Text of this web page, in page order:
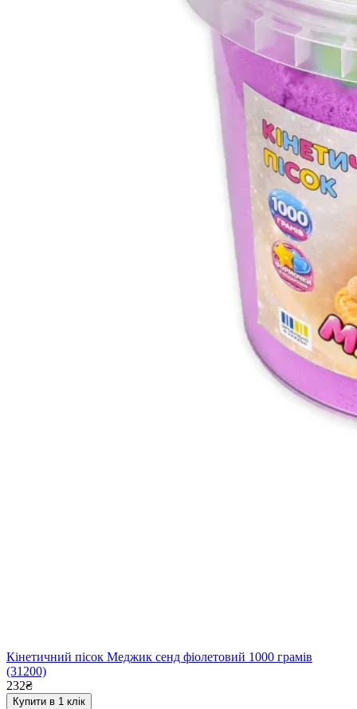
Кінетичний пісок Меджик сенд фіолетовий 1000 грамів
(31200)
232₴
Купити в 1 клік